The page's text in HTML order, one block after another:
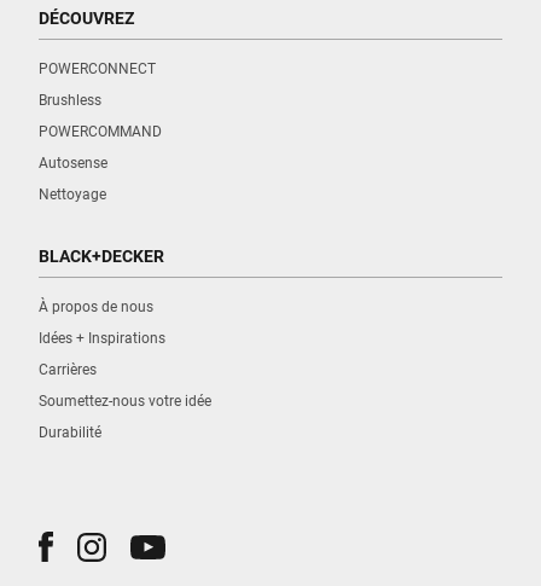
DÉCOUVREZ
POWERCONNECT
Brushless
POWERCOMMAND
Autosense
Nettoyage
BLACK+DECKER
À propos de nous
Idées + Inspirations
Carrières
Soumettez-nous votre idée
Durabilité